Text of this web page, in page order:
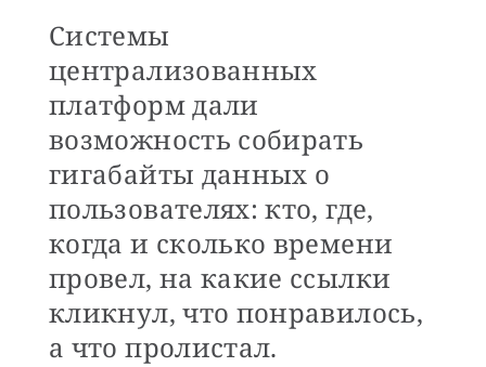
Системы
централизованных
платформ дали
возможность собирать
гигабайты данных о
пользователях: кто, где,
когда и сколько времени
провел, на какие ссылки
кликнул, что понравилось,
а что пролистал.